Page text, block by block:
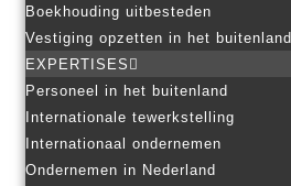
Boekhouding uitbesteden
Vestiging opzetten in het buitenland
EXPERTISES
Personeel in het buitenland
Internationale tewerkstelling
Internationaal ondernemen
Ondernemen in Nederland